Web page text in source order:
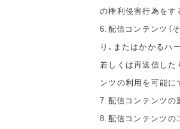
の権利侵害行為をす
6.配信コンテンツ（
り、またはかかる
若しくは再送信した
ンツの利用を可能に
7.配信コンテンツの
8.配信コンテンツの